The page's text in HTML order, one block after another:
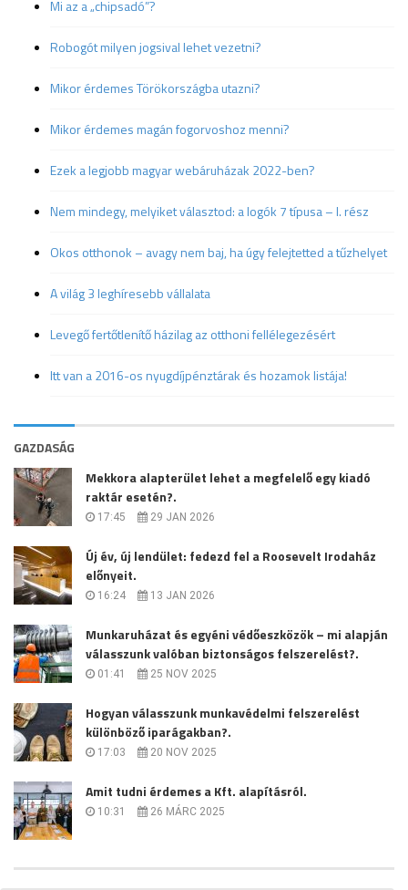
Mi az a „chipsadó”?
Robogót milyen jogsival lehet vezetni?
Mikor érdemes Törökországba utazni?
Mikor érdemes magán fogorvoshoz menni?
Ezek a legjobb magyar webáruházak 2022-ben?
Nem mindegy, melyiket választod: a logók 7 típusa – I. rész
Okos otthonok – avagy nem baj, ha úgy felejtetted a tűzhelyet
A világ 3 leghíresebb vállalata
Levegő fertőtlenítő házilag az otthoni fellélegezésért
Itt van a 2016-os nyugdíjpénztárak és hozamok listája!
GAZDASÁG
Mekkora alapterület lehet a megfelelő egy kiadó
raktár esetén?.
17:45 29 JAN 2026
Új év, új lendület: fedezd fel a Roosevelt Irodaház
előnyeit.
16:24 13 JAN 2026
Munkaruházat és egyéni védőeszközök – mi alapján
válasszunk valóban biztonságos felszerelést?.
01:41 25 NOV 2025
Hogyan válasszunk munkavédelmi felszerelést
különböző iparágakban?.
17:03 20 NOV 2025
Amit tudni érdemes a Kft. alapításról.
10:31 26 MÁRC 2025